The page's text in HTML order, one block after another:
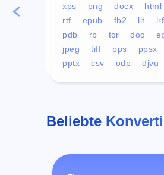
xps
png docx html
rtf
epub fb2 lit lrf
pdb
rb tcr doc
jpeg
tiff pps ppsx
pptx
csv odp djvu
Beliebte